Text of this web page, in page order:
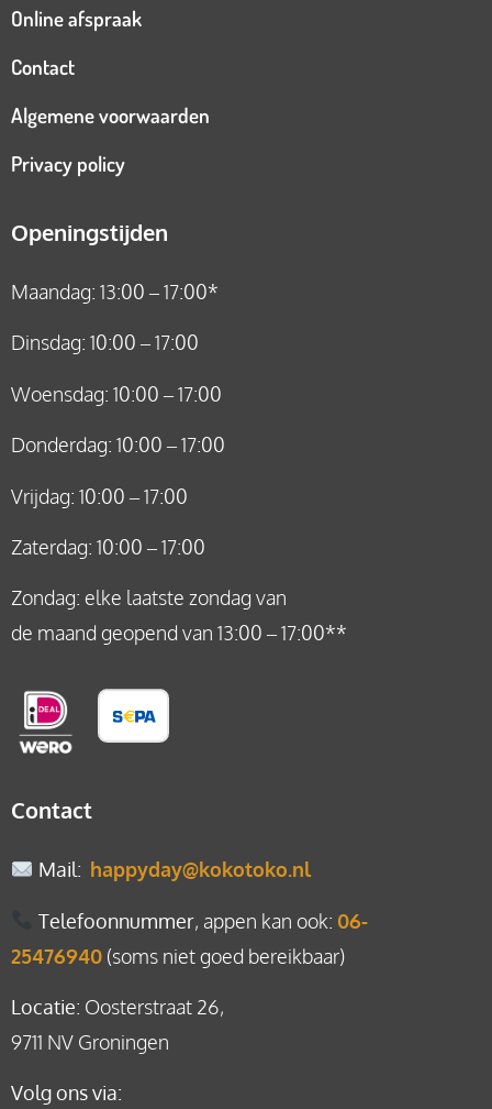
Online afspraak
Contact
Algemene voorwaarden
Privacy policy
Openingstijden
Maandag: 13:00 – 17:00*
Dinsdag: 10:00 – 17:00
Woensdag: 10:00 – 17:00
Donderdag: 10:00 – 17:00
Vrijdag: 10:00 – 17:00
Zaterdag: 10:00 – 17:00
Zondag: elke laatste zondag van
de maand geopend van 13:00 – 17:00**
Contact
Mail: happyday@kokotoko.nl
Telefoonnummer, appen kan ook: 06-
25476940 (soms niet goed bereikbaar)
Locatie: Oosterstraat 26,
9711 NV Groningen
Volg ons via: